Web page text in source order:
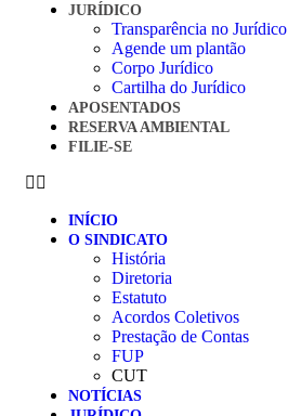
JURÍDICO
Transparência no Jurídico
Agende um plantão
Corpo Jurídico
Cartilha do Jurídico
APOSENTADOS
RESERVA AMBIENTAL
FILIE-SE
INÍCIO
O SINDICATO
História
Diretoria
Estatuto
Acordos Coletivos
Prestação de Contas
FUP
CUT
NOTÍCIAS